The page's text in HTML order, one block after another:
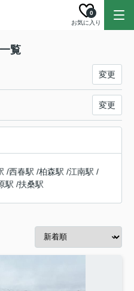
お気に入り
0
覧
変更
変更
/西春駅 /柏森駅 /江南駅 /
駅 /扶桑駅